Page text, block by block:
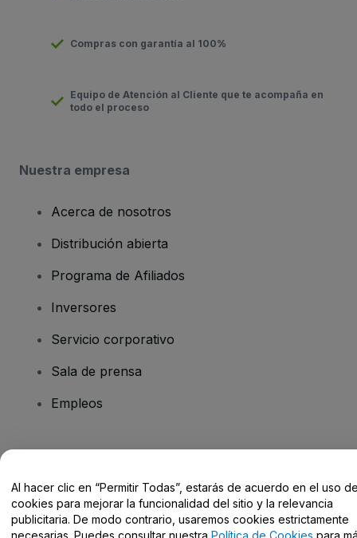
Compras con garantía al 100%
Equipo de Atención al Cliente que te acompaña en
todo el proceso
Nuestra empresa
Acerca de nosotros
Distribución abierta
Programa de Afiliados
Inversores
Servicio corporativo
Sala de prensa
Empleos
Centro de Ayuda / Contacto
Al hacer clic en “Permitir Todas”, estarás de acuerdo en el uso
cookies para mejorar la funcionalidad del sitio y la relevancia
publicitaria. De modo contrario, usaremos cookies estrictamente
necesarias. Puedes consultar nuestra Política de Cookies para